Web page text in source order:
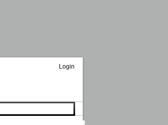
Login